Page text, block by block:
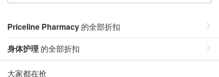
Priceline Pharmacy 的全部折扣
身体护理 的全部折扣
大家都在抢